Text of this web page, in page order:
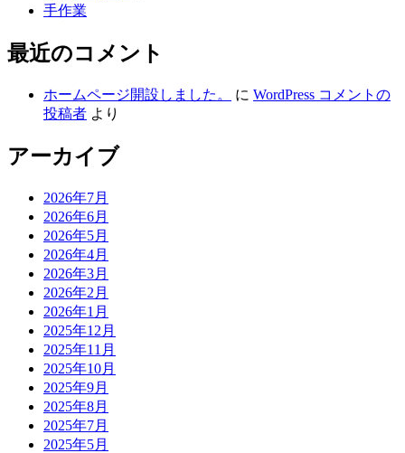
手作業
最近のコメント
ホームページ開設しました。 に WordPress コメントの
投稿者 より
アーカイブ
2026年7月
2026年6月
2026年5月
2026年4月
2026年3月
2026年2月
2026年1月
2025年12月
2025年11月
2025年10月
2025年9月
2025年8月
2025年7月
2025年5月